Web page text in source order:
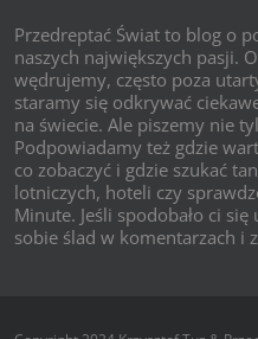
Przedreptać Świat to blog o
naszych największych pasji.
wędrujemy, często poza
staramy się odkrywać
na świecie. Ale piszemy nie
Podpowiadamy też gdzie
co zobaczyć i gdzie szukać
lotniczych, hoteli czy
Minute. Jeśli spodobało ci
sobie ślad w komentarzach i